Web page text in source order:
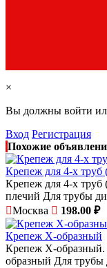
×
Вы должны войти или
Вход Регистрация
Похожие
Крепеж для 4-х труб
Крепеж для 4-х труб
плечий Для трубы
Москва
198.00 ₽
Крепеж Х-образный
Крепеж Х-образный.
образный Для